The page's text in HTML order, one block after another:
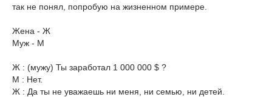
так не понял, попробую на жизненном примере.
Жена - Ж
Муж - М
Ж : (мужу) Ты заработал 1 000 000 $ ?
M : Нет.
Ж : Да ты не уважаешь ни меня, ни семью, ни детей.